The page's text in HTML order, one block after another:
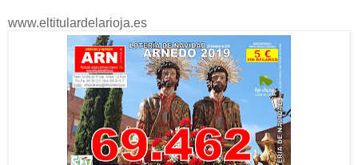
www.eltitulardelarioja.es